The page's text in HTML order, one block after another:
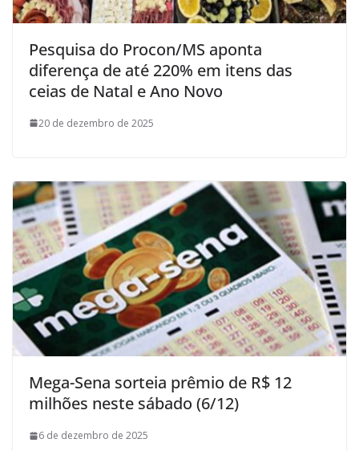
Pesquisa do Procon/MS aponta
diferença de até 220% em itens das
ceias de Natal e Ano Novo
20 de dezembro de 2025
Mega-Sena sorteia prêmio de R$ 12
milhões neste sábado (6/12)
6 de dezembro de 2025